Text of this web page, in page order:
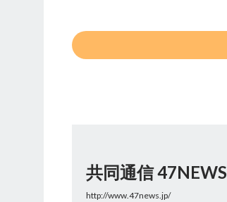
共同通信 47NEWS
http://www.47news.jp/